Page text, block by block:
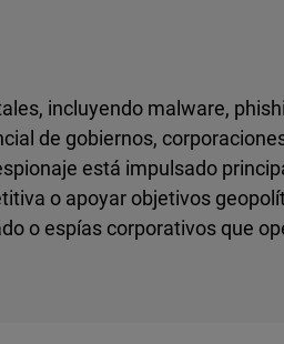
incluyendo malware,
de gobiernos,
está impulsado
o apoyar objetivos
o espías corporativos que